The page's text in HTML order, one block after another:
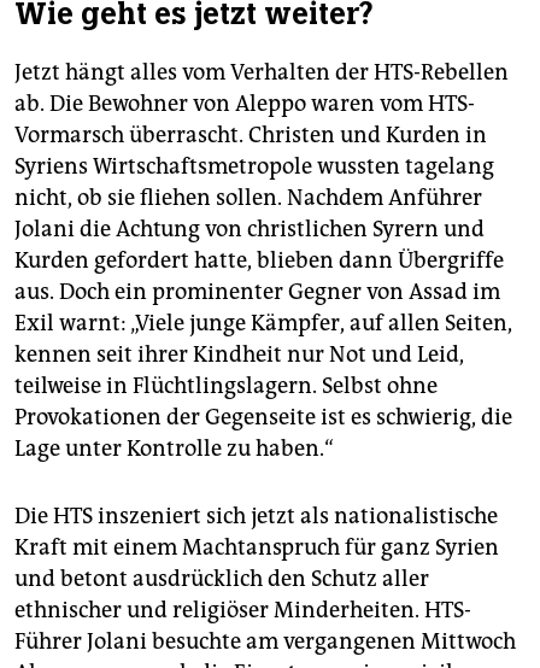
Wie geht es jetzt weiter?
Jetzt hängt alles vom Verhalten der HTS-Rebellen
ab. Die Bewohner von Aleppo waren vom HTS-
Vormarsch überrascht. Christen und Kurden in
Syriens Wirtschaftsmetropole wussten tagelang
nicht, ob sie fliehen sollen. Nachdem Anführer
Jolani die Achtung von christlichen Syrern und
Kurden gefordert hatte, blieben dann Übergriffe
aus. Doch ein prominenter Gegner von Assad im
Exil warnt: „Viele junge Kämpfer, auf allen Seiten,
kennen seit ihrer Kindheit nur Not und Leid,
teilweise in Flüchtlingslagern. Selbst ohne
Provokationen der Gegenseite ist es schwierig, die
Lage unter Kontrolle zu haben.“
Die HTS inszeniert sich jetzt als nationalistische
Kraft mit einem Machtanspruch für ganz Syrien
und betont ausdrücklich den Schutz aller
ethnischer und religiöser Minderheiten. HTS-
Führer Jolani besuchte am vergangenen Mittwoch